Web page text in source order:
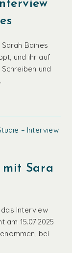
Baines
und ihr auf
und
mit Sara
Interview
am 15.07.2025
bei